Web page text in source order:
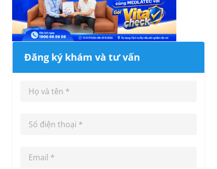
Đăng ký khám và tư vấn